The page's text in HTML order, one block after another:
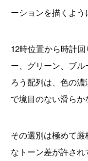
ーションを描くよう
12時位置から時計
ー、グリーン、ブ
ろう配列は、色の
で境目のない滑らか
その選別は極めて
なトーン差が許さ